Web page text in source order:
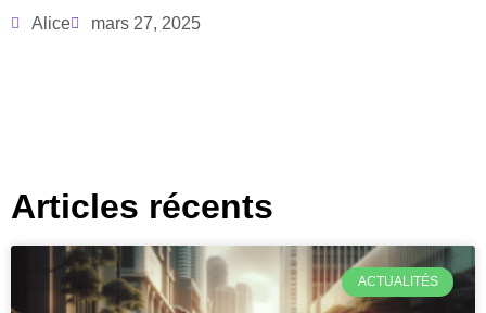
Alice mars 27, 2025
Articles récents
ACTUALITÉS